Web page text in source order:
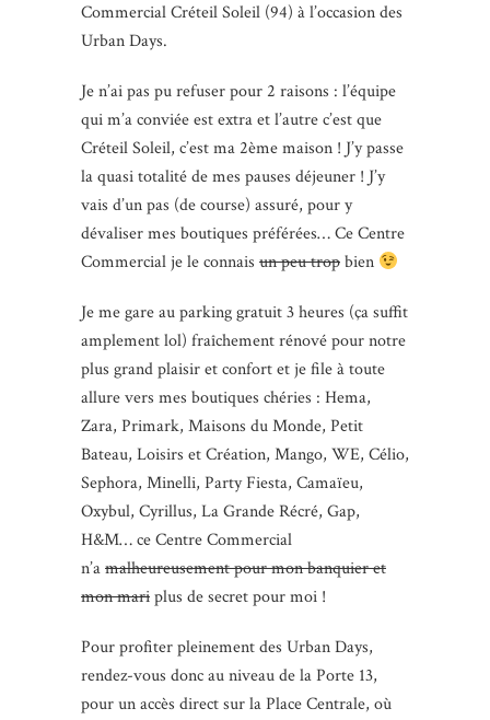
Commercial Créteil Soleil (94) à l’occasion des
Urban Days.
Je n’ai pas pu refuser pour 2 raisons : l’équipe
qui m’a conviée est extra et l’autre c’est que
Créteil Soleil, c’est ma 2ème maison ! J’y passe
la quasi totalité de mes pauses déjeuner ! J’y
vais d’un pas (de course) assuré, pour y
dévaliser mes boutiques préférées… Ce Centre
Commercial je le connais un peu tropbien
Je me gare au parking gratuit 3 heures (ça suffit
amplement lol) fraîchement rénové pour notre
plus grand plaisir et confort et je file à toute
allure vers mes boutiques chéries : Hema,
Zara, Primark, Maisons du Monde, Petit
Bateau, Loisirs et Création, Mango, WE, Célio,
Sephora, Minelli, Party Fiesta, Camaïeu,
Oxybul, Cyrillus, La Grande Récré, Gap,
H&M… ce Centre Commercial
n’amalheureusement pour mon banquier et
mon mariplus de secret pour moi !
Pour profiter pleinement des Urban Days,
rendez-vous donc au niveau de la Porte 13,
pour un accès direct sur la Place Centrale, où